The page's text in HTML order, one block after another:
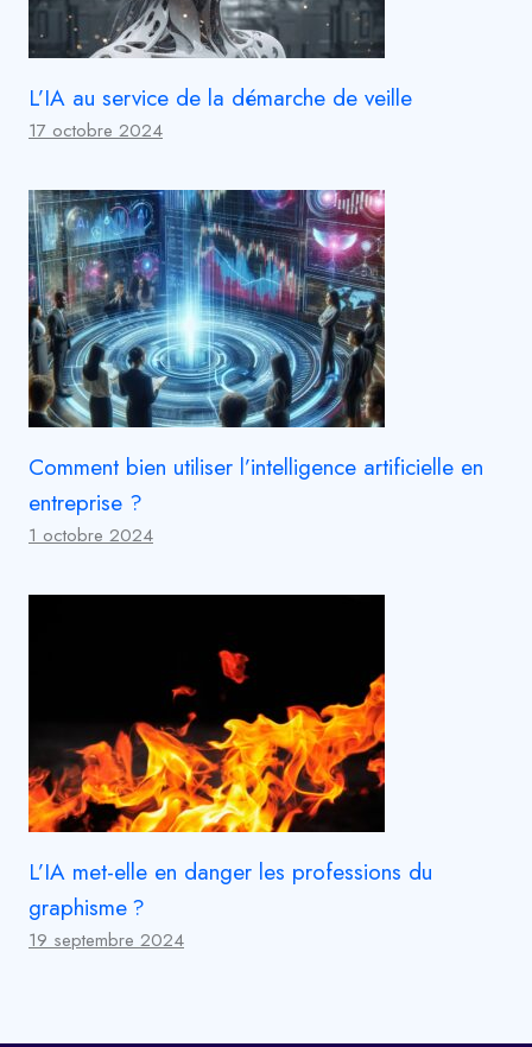
L’IA au service de la démarche de veille
17 octobre 2024
Comment bien utiliser l’intelligence artificielle en
entreprise ?
1 octobre 2024
L’IA met-elle en danger les professions du
graphisme ?
19 septembre 2024